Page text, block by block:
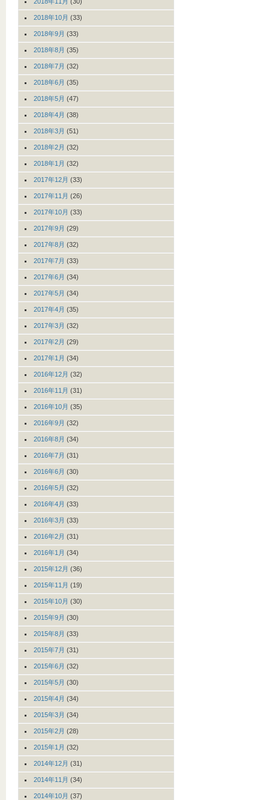
2018年10月 (33)
2018年9月 (33)
2018年8月 (35)
2018年7月 (32)
2018年6月 (35)
2018年5月 (47)
2018年4月 (38)
2018年3月 (51)
2018年2月 (32)
2018年1月 (32)
2017年12月 (33)
2017年11月 (26)
2017年10月 (33)
2017年9月 (29)
2017年8月 (32)
2017年7月 (33)
2017年6月 (34)
2017年5月 (34)
2017年4月 (35)
2017年3月 (32)
2017年2月 (29)
2017年1月 (34)
2016年12月 (32)
2016年11月 (31)
2016年10月 (35)
2016年9月 (32)
2016年8月 (34)
2016年7月 (31)
2016年6月 (30)
2016年5月 (32)
2016年4月 (33)
2016年3月 (33)
2016年2月 (31)
2016年1月 (34)
2015年12月 (36)
2015年11月 (19)
2015年10月 (30)
2015年9月 (30)
2015年8月 (33)
2015年7月 (31)
2015年6月 (32)
2015年5月 (30)
2015年4月 (34)
2015年3月 (34)
2015年2月 (28)
2015年1月 (32)
2014年12月 (31)
2014年11月 (34)
2014年10月 (37)